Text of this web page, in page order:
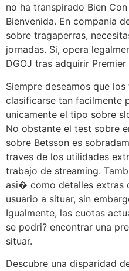
no ha transpirado Bien
Bienvenida. En compania
sobre tragaperras,
jornadas. Si, opera
DGOJ tras adquirir
Siempre deseamos que
clasificarse tan facilmente
unicamente el tipo sobre
No obstante el test sobre
sobre Betsson es
traves de los utilidades
trabajo de streaming.
asi� como detalles extras
usuario a situar, sin
Igualmente, las cuotas
se podri? encontrar una
situar.
Descubre una disparidad